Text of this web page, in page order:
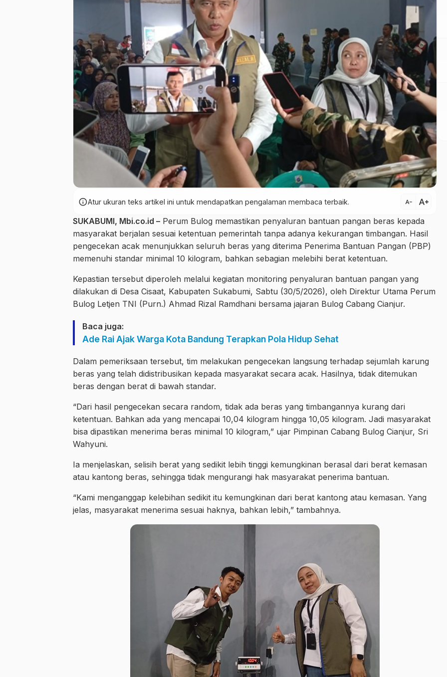
infoAtur ukuran teks artikel ini untuk mendapatkan pengalaman membaca terbaik. text_decrease text_increase
SUKABUMI, Mbi.co.id – Perum Bulog memastikan penyaluran bantuan pangan beras kepada
masyarakat berjalan sesuai ketentuan pemerintah tanpa adanya kekurangan timbangan. Hasil
pengecekan acak menunjukkan seluruh beras yang diterima Penerima Bantuan Pangan (PBP)
memenuhi standar minimal 10 kilogram, bahkan sebagian melebihi berat ketentuan.
Kepastian tersebut diperoleh melalui kegiatan monitoring penyaluran bantuan pangan yang
dilakukan di Desa Cisaat, Kabupaten Sukabumi, Sabtu (30/5/2026), oleh Direktur Utama Perum
Bulog Letjen TNI (Purn.) Ahmad Rizal Ramdhani bersama jajaran Bulog Cabang Cianjur.
Baca juga:
Ade Rai Ajak Warga Kota Bandung Terapkan Pola Hidup Sehat
Dalam pemeriksaan tersebut, tim melakukan pengecekan langsung terhadap sejumlah karung
beras yang telah didistribusikan kepada masyarakat secara acak. Hasilnya, tidak ditemukan
beras dengan berat di bawah standar.
“Dari hasil pengecekan secara random, tidak ada beras yang timbangannya kurang dari
ketentuan. Bahkan ada yang mencapai 10,04 kilogram hingga 10,05 kilogram. Jadi masyarakat
bisa dipastikan menerima beras minimal 10 kilogram,” ujar Pimpinan Cabang Bulog Cianjur, Sri
Wahyuni.
Ia menjelaskan, selisih berat yang sedikit lebih tinggi kemungkinan berasal dari berat kemasan
atau kantong beras, sehingga tidak mengurangi hak masyarakat penerima bantuan.
“Kami menganggap kelebihan sedikit itu kemungkinan dari berat kantong atau kemasan. Yang
jelas, masyarakat menerima sesuai haknya, bahkan lebih,” tambahnya.